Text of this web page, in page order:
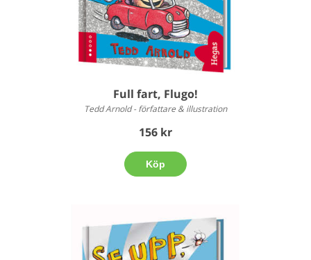
Full fart, Flugo!
Tedd Arnold - författare & illustration
156 kr
Köp